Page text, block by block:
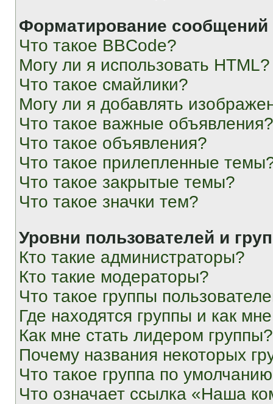
Форматирование
Что такое BBCode?
Могу ли я использовать HTML?
Что такое смайлики?
Могу ли я добавлять
Что такое важные объявления?
Что такое объявления?
Что такое прилепленные
Что такое закрытые темы?
Что такое значки тем?
Уровни пользователей и
Кто такие администраторы?
Кто такие модераторы?
Что такое группы
Где находятся группы и как
Как мне стать лидером группы?
Почему названия некоторых
Что такое группа по
Что означает ссылка «Наша